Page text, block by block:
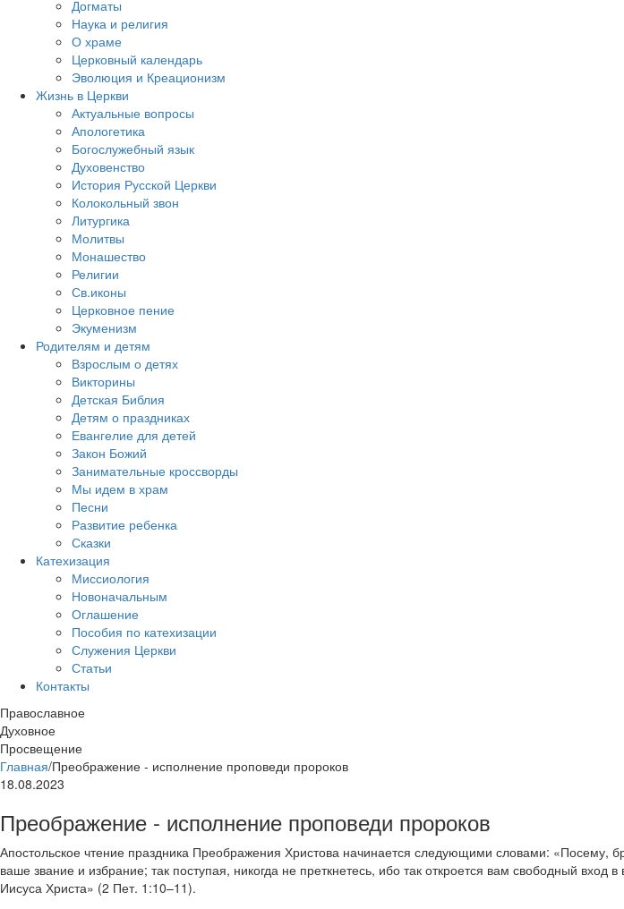
Догматы
Наука и религия
О храме
Церковный календарь
Эволюция и Креационизм
Жизнь в Церкви
Актуальные вопросы
Апологетика
Богослужебный язык
Духовенство
История Русской Церкви
Колокольный звон
Литургика
Молитвы
Монашество
Религии
Св.иконы
Церковное пение
Экуменизм
Родителям и детям
Взрослым о детях
Викторины
Детская Библия
Детям о праздниках
Евангелие для детей
Закон Божий
Занимательные кроссворды
Мы идем в храм
Песни
Развитие ребенка
Сказки
Катехизация
Миссиология
Новоначальным
Оглашение
Пособия по катехизации
Служения Церкви
Статьи
Контакты
Православное
Духовное
Просвещение
Главная/Преображение - исполнение проповеди пророков
18.08.2023
Преображение - исполнение проповеди пророков
Апостольское чтение праздника Преображения Христова начинается следующими словами: «Посему,
ваше звание и избрание; так поступая, никогда не преткнетесь, ибо так откроется вам свободный вход
Иисуса Христа» (2 Пет. 1:10–11).